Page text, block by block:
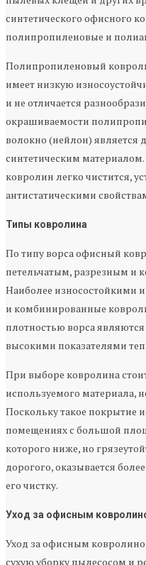
синтетического офисного
полипропиленовые и
Полипропиленовый
имеет низкую
и не отличается
окрашиваемости
волокно (нейлон) является
синтетическим
ковролин легко чистится,
антистатическими
Типы ковролина
По типу ворса офисный
петельчатым, разрезным и
Наиболее износостойкими
и комбинированные
плотностью ворса
высокими показателями
При выборе ковролина
используемого материала,
Поскольку такое покрытие
помещениях с большой
которого ниже, но
дорогого, оказывается
его чистку.
Уход за офисным
Уход за офисным
сухую уборку пылесосом и